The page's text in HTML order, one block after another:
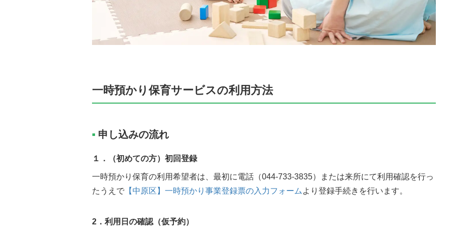
一時預かり保育サービスの利用方法
■ 申し込みの流れ
１．（初めての方）初回登録
一時預かり保育の利用希望者は、最初に電話（044-733-3835）または来所にて利用確認を行っ
たうえで 【中原区】一時預かり事業登録票の入力フォーム より登録手続きを行います。
2．利用日の確認（仮予約）